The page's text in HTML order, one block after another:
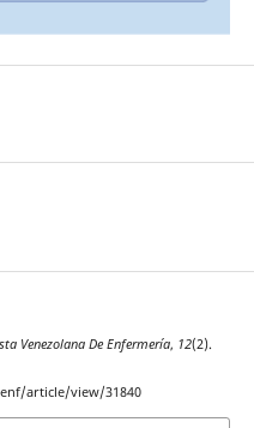
Venezolana De Enfermería, 12(2).
article/view/31840